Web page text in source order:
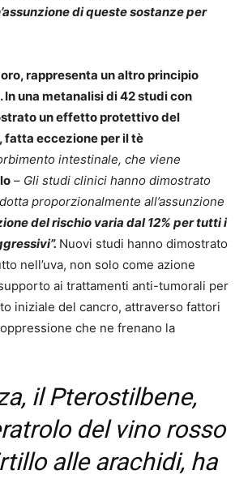
di queste sostanze per
rappresenta un altro principio
una metanalisi di 42 studi con
un effetto protettivo del
fatta eccezione per il tè
intestinale, che viene
– Gli studi clinici hanno dimostrato
proporzionalmente all’assunzione
del rischio varia dal 12% per tutti i
Nuovi studi hanno dimostrato
nell’uva, non solo come azione
ai trattamenti anti-tumorali per
iniziale del cancro, attraverso fattori
che ne frenano la
il Pterostilbene,
del vino rosso
alle arachidi, ha